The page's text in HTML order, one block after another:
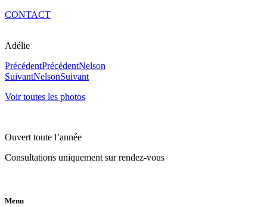
CONTACT
Adélie
PrécédentPrécédentNelson
SuivantNelsonSuivant
Voir toutes les photos
Ouvert toute l’année
Consultations uniquement sur rendez-vous
Menu